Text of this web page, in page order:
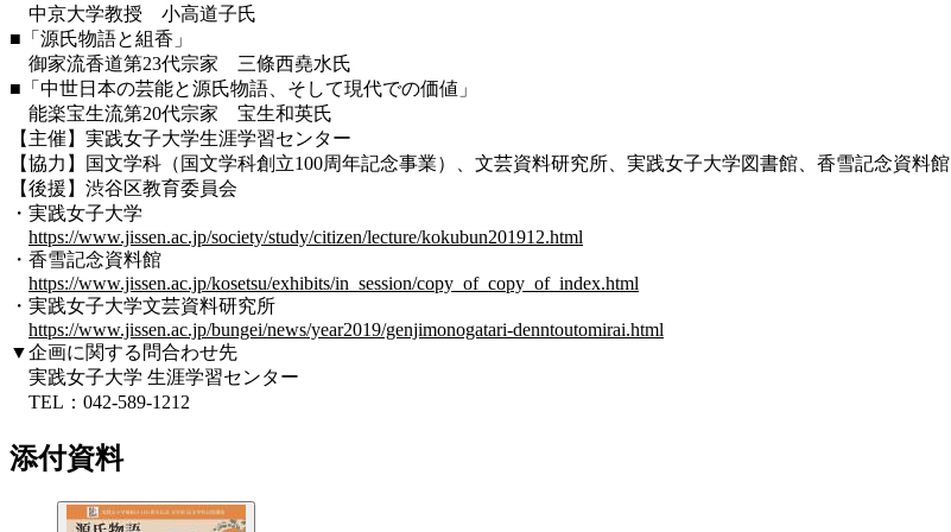
中京大学教授 小高道子氏
■「源氏物語と組香」
御家流香道第23代宗家 三條西堯水氏
■「中世日本の芸能と源氏物語、そして現代での価値」
能楽宝生流第20代宗家 宝生和英氏
【主催】実践女子大学生涯学習センター
【協力】国文学科（国文学科創立100周年記念事業）、文芸資料研究所、実践女子大学図書館、香雪記念資料館
【後援】渋谷区教育委員会
・実践女子大学
https://www.jissen.ac.jp/society/study/citizen/lecture/kokubun201912.html
・香雪記念資料館
https://www.jissen.ac.jp/kosetsu/exhibits/in_session/copy_of_copy_of_index.html
・実践女子大学文芸資料研究所
https://www.jissen.ac.jp/bungei/news/year2019/genjimonogatari-denntoutomirai.html
▼企画に関する問合わせ先
実践女子大学 生涯学習センター
TEL：042-589-1212
添付資料